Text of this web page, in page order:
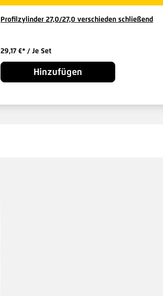
Profilzylinder 27,0/27,0 verschieden schließend
29,17 €* / Je Set
Hinzufügen